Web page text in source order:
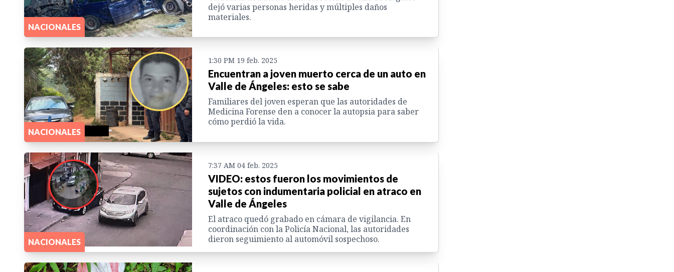
NACIONALES
dejó varias personas heridas y múltiples daños
materiales.
NACIONALES
1:30 PM 19 feb. 2025
Encuentran a joven muerto cerca de un auto en
Valle de Ángeles: esto se sabe
Familiares del joven esperan que las autoridades de
Medicina Forense den a conocer la autopsia para saber
cómo perdió la vida.
NACIONALES
7:37 AM 04 feb. 2025
VIDEO: estos fueron los movimientos de
sujetos con indumentaria policial en atraco en
Valle de Ángeles
El atraco quedó grabado en cámara de vigilancia. En
coordinación con la Policía Nacional, las autoridades
dieron seguimiento al automóvil sospechoso.